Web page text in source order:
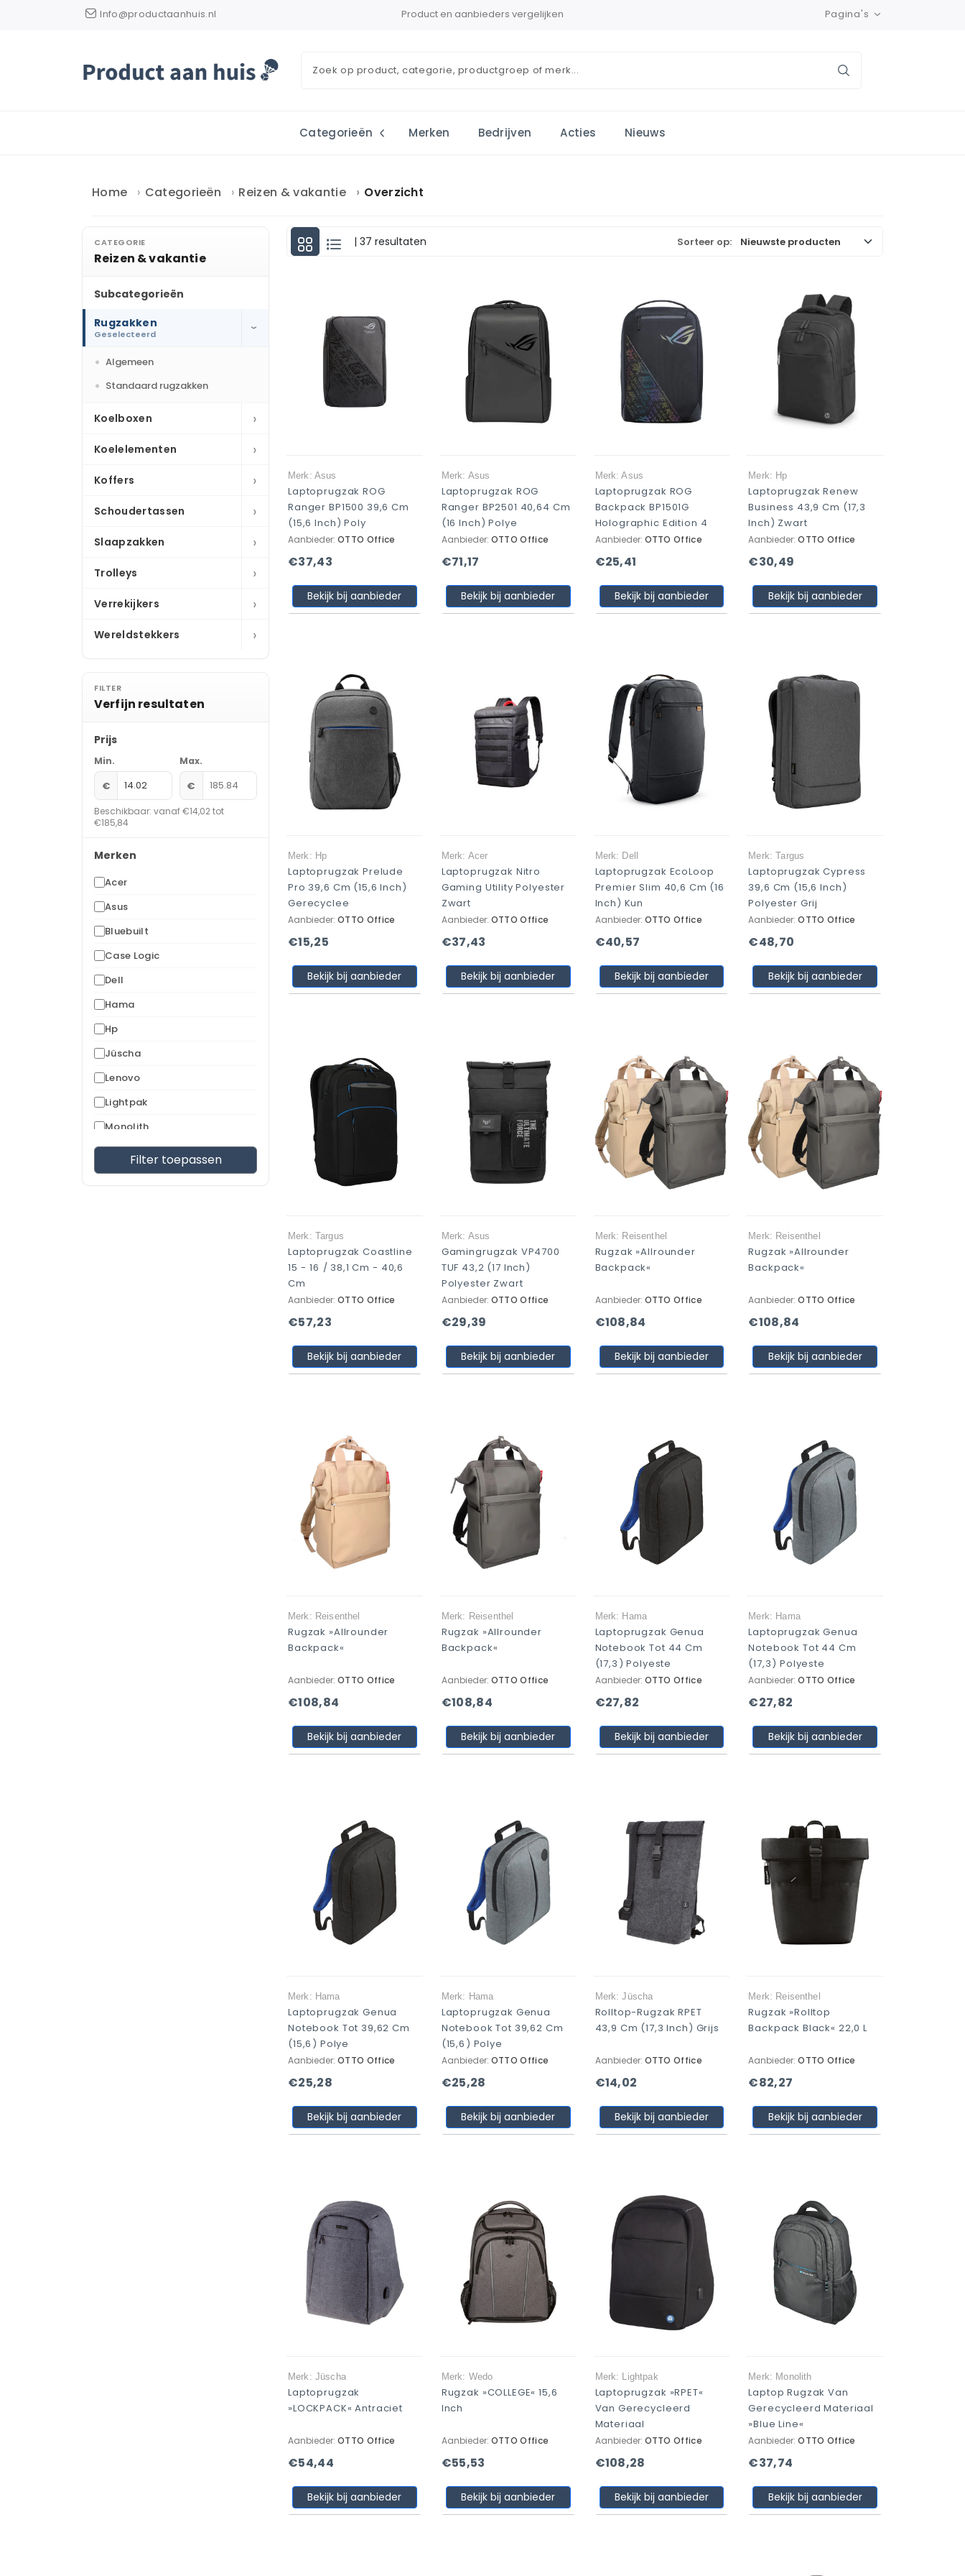
Info@productaanhuis.nl Product en aanbieders vergelijken Pagina's
Categorieën Merken Bedrijven Acties Nieuws
Home Categorieën Reizen & vakantie Overzicht
| 37 resultaten Sorteer op:
Merk: Asus
Laptoprugzak ROG
Ranger BP1500 39,6 Cm
(15,6 Inch) Poly
Aanbieder: OTTO Office
€37,43
Bekijk bij aanbieder
Merk: Asus
Laptoprugzak ROG
Ranger BP2501 40,64 Cm
(16 Inch) Polye
Aanbieder: OTTO Office
€71,17
Bekijk bij aanbieder
Merk: Asus
Laptoprugzak ROG
Backpack BP1501G
Holographic Edition 4
Aanbieder: OTTO Office
€25,41
Bekijk bij aanbieder
Merk: Hp
Laptoprugzak Renew
Business 43,9 Cm (17,3
Inch) Zwart
Aanbieder:OTTO Office
€30,49
Bekijk bij aanbieder
Merk: Hp
Laptoprugzak Prelude
Pro 39,6 Cm (15,6 Inch)
Gerecyclee
Aanbieder: OTTO Office
€15,25
Bekijk bij aanbieder
Merk: Acer
Laptoprugzak Nitro
Gaming Utility Polyester
Zwart
Aanbieder: OTTO Office
€37,43
Bekijk bij aanbieder
Merk: Dell
Laptoprugzak EcoLoop
Premier Slim 40,6 Cm (16
Inch) Kun
Aanbieder: OTTO Office
€40,57
Bekijk bij aanbieder
Merk: Targus
Laptoprugzak Cypress
39,6 Cm (15,6 Inch)
Polyester Grij
Aanbieder:OTTO Office
€48,70
Bekijk bij aanbieder
Merk: Targus
Laptoprugzak Coastline
15 - 16 / 38,1 Cm - 40,6
Cm
Aanbieder: OTTO Office
€57,23
Bekijk bij aanbieder
Merk: Asus
Gamingrugzak VP4700
TUF 43,2 (17 Inch)
Polyester Zwart
Aanbieder: OTTO Office
€29,39
Bekijk bij aanbieder
Merk: Reisenthel
Rugzak »Allrounder
Backpack«
Aanbieder: OTTO Office
€108,84
Bekijk bij aanbieder
Merk: Reisenthel
Rugzak »Allrounder
Backpack«
Aanbieder:OTTO Office
€108,84
Bekijk bij aanbieder
Merk: Reisenthel
Rugzak »Allrounder
Backpack«
Aanbieder: OTTO Office
€108,84
Bekijk bij aanbieder
Merk: Reisenthel
Rugzak »Allrounder
Backpack«
Aanbieder: OTTO Office
€108,84
Bekijk bij aanbieder
Merk: Hama
Laptoprugzak Genua
Notebook Tot 44 Cm
(17,3) Polyeste
Aanbieder: OTTO Office
€27,82
Bekijk bij aanbieder
Merk: Hama
Laptoprugzak Genua
Notebook Tot 44 Cm
(17,3) Polyeste
Aanbieder:OTTO Office
€27,82
Bekijk bij aanbieder
Merk: Hama
Laptoprugzak Genua
Notebook Tot 39,62 Cm
(15,6) Polye
Aanbieder: OTTO Office
€25,28
Bekijk bij aanbieder
Merk: Hama
Laptoprugzak Genua
Notebook Tot 39,62 Cm
(15,6) Polye
Aanbieder: OTTO Office
€25,28
Bekijk bij aanbieder
Merk: Jüscha
Rolltop-Rugzak RPET
43,9 Cm (17,3 Inch) Grijs
Aanbieder: OTTO Office
€14,02
Bekijk bij aanbieder
Merk: Reisenthel
Rugzak »rolltop
Backpack Black« 22,0 L
Aanbieder:OTTO Office
€82,27
Bekijk bij aanbieder
Merk: Jüscha
Laptoprugzak
»LOCKPACK« Antraciet
Aanbieder: OTTO Office
€54,44
Bekijk bij aanbieder
Merk: Wedo
Rugzak »COLLEGE« 15,6
Inch
Aanbieder: OTTO Office
€55,53
Bekijk bij aanbieder
Merk: Lightpak
Laptoprugzak »RPET«
Van Gerecycleerd
Materiaal
Aanbieder: OTTO Office
€108,28
Bekijk bij aanbieder
Merk: Monolith
Laptop Rugzak Van
Gerecycleerd Materiaal
»Blue Line«
Aanbieder:OTTO Office
€37,74
Bekijk bij aanbieder
CATEGORIE
Reizen & vakantie
Subcategorieën
Rugzakken
Geselecteerd
›
Algemeen
Standaard rugzakken
Koelboxen ›
Koelelementen ›
Koffers ›
Schoudertassen ›
Slaapzakken ›
Trolleys ›
Verrekijkers ›
Wereldstekkers ›
FILTER
Verfijn resultaten
Prijs
Min.
€
Max.
€
Beschikbaar: vanaf €14,02 tot
€185,84
Merken
Acer
Asus
Bluebuilt
Case Logic
Dell
Hama
Hp
Jüscha
Lenovo
Lightpak
Monolith
Pride And Soul
Reisenthel
Filter toepassen